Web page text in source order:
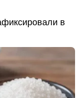
в